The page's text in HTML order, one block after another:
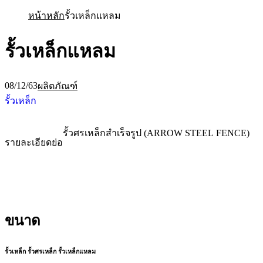
หน้าหลักรั้วเหล็กแหลม
รั้วเหล็กแหลม
08/12/63ผลิตภัณฑ์
รั้วเหล็ก
รายละเอียดย่อ
รั้วศรเหล็กสำเร็จรูป (ARROW STEEL FENCE)
ขนาด
รั้วเหล็ก รั้วศรเหล็ก รั้วเหล็กแหลม